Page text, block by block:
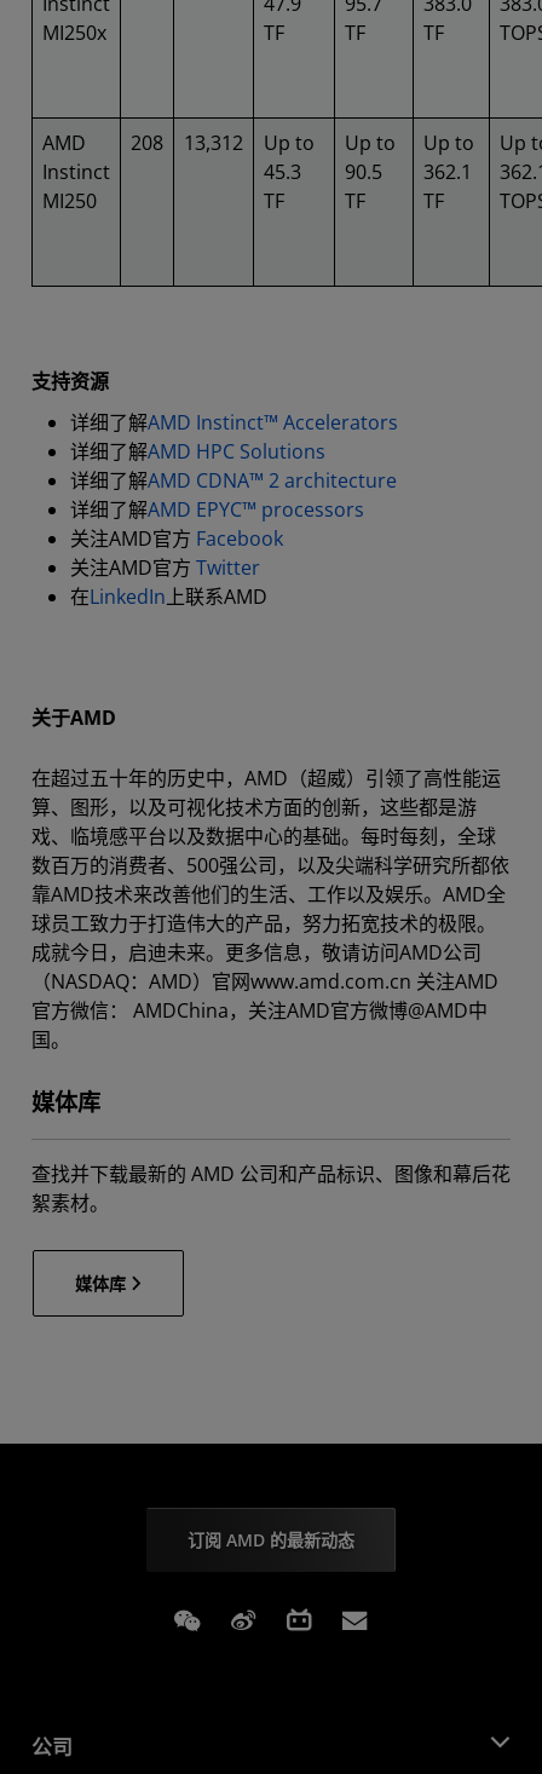
MI250x
TF
TF
TF
AMD
Instinct
MI250
208 13,312
Up to
45.3
TF
Up to
90.5
TF
Up to
362.1
TF
Up
支持资源
详细了解AMD Instinct™ Accelerators
详细了解AMD HPC Solutions
详细了解AMD CDNA™ 2 architecture
详细了解AMD EPYC™ processors
关注AMD官方 Facebook
关注AMD官方 Twitter
在LinkedIn上联系AMD
关于AMD
在超过五十年的历史中，AMD（超威）引领了高性能运
算、图形，以及可视化技术方面的创新，这些都是游
戏、临境感平台以及数据中心的基础。每时每刻，全球
数百万的消费者、500强公司，以及尖端科学研究所都依
靠AMD技术来改善他们的生活、工作以及娱乐。AMD全
球员工致力于打造伟大的产品，努力拓宽技术的极限。
成就今日，启迪未来。更多信息，敬请访问AMD公司
（NASDAQ：AMD）官网www.amd.com.cn 关注AMD
官方微信： AMDChina，关注AMD官方微博@AMD中
国。
媒体库
查找并下载最新的 AMD 公司和产品标识、图像和幕后花
絮素材。
媒体库
订阅 AMD 的最新动态
Weixin Weibo Bilibili
公司